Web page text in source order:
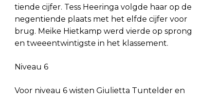
tiende cijfer. Tess Heeringa volgde haar op de
negentiende plaats met het elfde cijfer voor
brug. Meike Hietkamp werd vierde op sprong
en tweeentwintigste in het klassement.
Niveau 6
Voor niveau 6 wisten Giulietta Tuntelder en